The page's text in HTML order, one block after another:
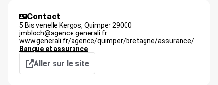
Contact
5 Bis venelle Kergos, Quimper 29000
jmbloch@agence.generali.fr
www.generali.fr/agence/quimper/bretagne/assurance/
Banque et assurance
Aller sur le site